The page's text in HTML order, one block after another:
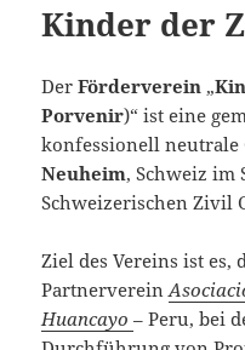
Kinder der
DerFörderverein „
Porvenir)“ ist eine
konfessionell neutrale
Neuheim, Schweiz im
Schweizerischen Zivil
Ziel des Vereins ist es,
Partnerverein
Huancayo– Peru, bei